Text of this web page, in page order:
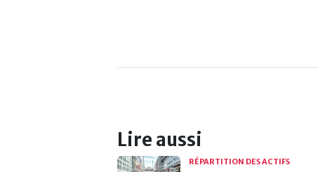
Lire aussi
RÉPARTITION DES ACTIFS